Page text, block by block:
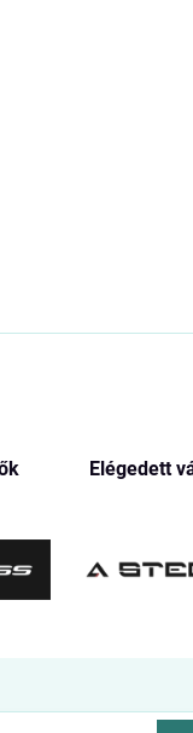
Elégedett